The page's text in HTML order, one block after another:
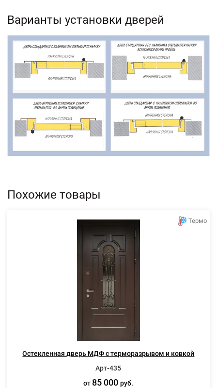
Варианты установки дверей
Похожие товары
Термо
Остекленная дверь МДФ с терморазрывом и ковкой
Арт-435
от 85 000руб.